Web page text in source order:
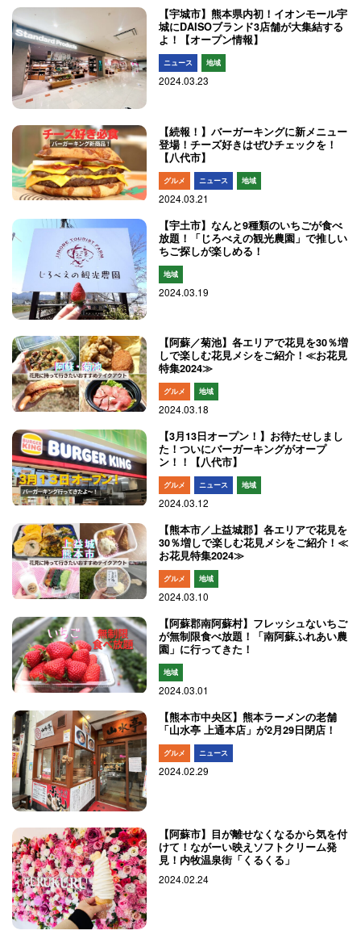
【宇城市】熊本県内初！イオンモール宇
城にDAISOブランド3店舗が大集結する
よ！【オープン情報】
ニュース 地域
2024.03.23
【続報！】バーガーキングに新メニュー
登場！チーズ好きはぜひチェックを！
【八代市】
グルメ ニュース 地域
2024.03.21
【宇土市】なんと9種類のいちごが食べ
放題！「じろべえの観光農園」で推しい
ちご探しが楽しめる！
地域
2024.03.19
【阿蘇／菊池】各エリアで花見を30％増
しで楽しむ花見メシをご紹介！≪お花見
特集2024≫
グルメ 地域
2024.03.18
【3月13日オープン！】お待たせしまし
た！ついにバーガーキングがオープ
ン！！【八代市】
グルメ ニュース 地域
2024.03.12
【熊本市／上益城郡】各エリアで花見を
30％増しで楽しむ花見メシをご紹介！≪
お花見特集2024≫
グルメ 地域
2024.03.10
【阿蘇郡南阿蘇村】フレッシュないちご
が無制限食べ放題！「南阿蘇ふれあい農
園」に行ってきた！
地域
2024.03.01
【熊本市中央区】熊本ラーメンの老舗
「山水亭 上通本店」が2月29日閉店！
グルメ ニュース
2024.02.29
【阿蘇市】目が離せなくなるから気を付
けて！ながーい映えソフトクリーム発
見！内牧温泉街「くるくる」
2024.02.24